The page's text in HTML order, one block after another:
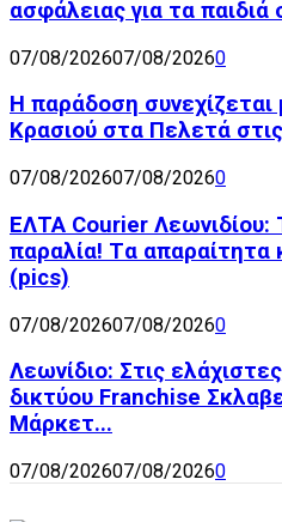
ασφάλειας για τα
07/08/202607/08/20260
Η παράδοση συνεχίζεται
Κρασιού στα Πελετά
07/08/202607/08/20260
ΕΛΤΑ Courier Λεωνιδίου:
παραλία! Tα απαραίτητα
(pics)
07/08/202607/08/20260
Λεωνίδιο: Στις
δικτύου Franchise
Μάρκετ...
07/08/202607/08/20260